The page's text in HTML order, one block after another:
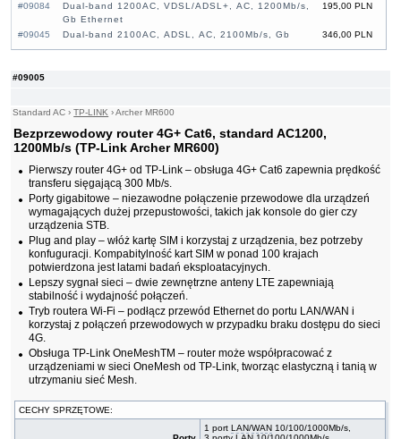
#09005
Standard AC ›TP-LINK ›Archer MR600
Bezprzewodowy router 4G+ Cat6, standard AC1200,
1200Mb/s (TP-Link Archer MR600)
Pierwszy router 4G+ od TP-Link – obsługa 4G+ Cat6 zapewnia prędkość
transferu sięgającą 300 Mb/s.
Porty gigabitowe – niezawodne połączenie przewodowe dla urządzeń
wymagających dużej przepustowości, takich jak konsole do gier czy
urządzenia STB.
Plug and play – włóż kartę SIM i korzystaj z urządzenia, bez potrzeby
konfuguracji. Kompabitylność kart SIM w ponad 100 krajach
potwierdzona jest latami badań eksploatacyjnych.
Lepszy sygnał sieci – dwie zewnętrzne anteny LTE zapewniają
stabilność i wydajność połączeń.
Tryb routera Wi-Fi – podłącz przewód Ethernet do portu LAN/WAN i
korzystaj z połączeń przewodowych w przypadku braku dostępu do sieci
4G.
Obsługa TP-Link OneMeshTM – router może współpracować z
urządzeniami w sieci OneMesh od TP-Link, tworząc elastyczną i tanią w
utrzymaniu sieć Mesh.
CECHY SPRZĘTOWE:
1 portLAN/WAN 10/100/1000Mb/s,
#09084
195,00 PLN
Dual-band 1200AC, VDSL/ADSL+, AC, 1200Mb/s,
Gb Ethernet
#09045
346,00 PLN
Dual-band 2100AC, ADSL, AC, 2100Mb/s, Gb
Ethernet, MU-MIMO
#09079
#09103
Dual-band AC1200, standard AC, 1200Mb/s
#06238
130,00 PLN
Dual-band AC1200, 1200Mb/s, Gb Ethernet
#09080
Dual-band AC1200, standard AC, 1200Mb/s, Gb
Ethernet
#09104
Dual-band AC1200, standard AC, 1200Mb/s, Gb
Ethernet
#09185
121,00 PLN
Dual-band AC1200, standard AC, 1200Mb/s, MU-
MIMO
#09042
158,00 PLN
Dual-band AC1900, standard AC, 1900Mb/s
#09108
Bezprzewodowy router dwupasmowy Dual-band
AC1900, standard AC, 1900Mb/s (TP-Link
Mercusys MR50G)
#09078
Dual-band AC750, standard AC, 750Mb/s
#04572
92,80 PLN
Dual-band AC750, AC, 750Mb/s
#09322
114,00 PLN
Bezprzewodowy router dwupasmowy Dual-band
porty Ethernet (TP-Link Mercusys MR60X)
#06240
111,00 PLN
Nano AC 750Mbps
#09012
Router Mesh Deco E4 2-pack, AC1200 (TP-Link
DECO E4(2-Pack))
#09014
Router Mesh Deco M4 1-pack, AC1200 (TP-Link